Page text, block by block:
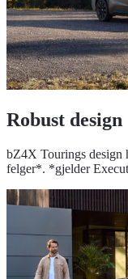
Robust design
bZ4X Tourings design
felger*. *gjelder